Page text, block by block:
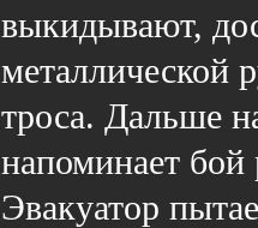
выкидывают,
металлической
троса. Дальше
напоминает
Эвакуатор